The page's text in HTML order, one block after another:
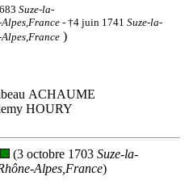
Suze-la-
- †4 juin 1741 Suze-la-
)
ACHAUME
HOURY
(3 octobre 1703 Suze-la-
Alpes,France)